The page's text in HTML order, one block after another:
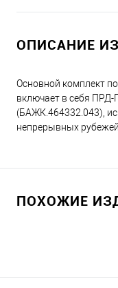
ОПИСАНИЕ
Основной комплект
включает в себя
(БАЖК.464332.043),
непрерывных
ПОХОЖИЕ